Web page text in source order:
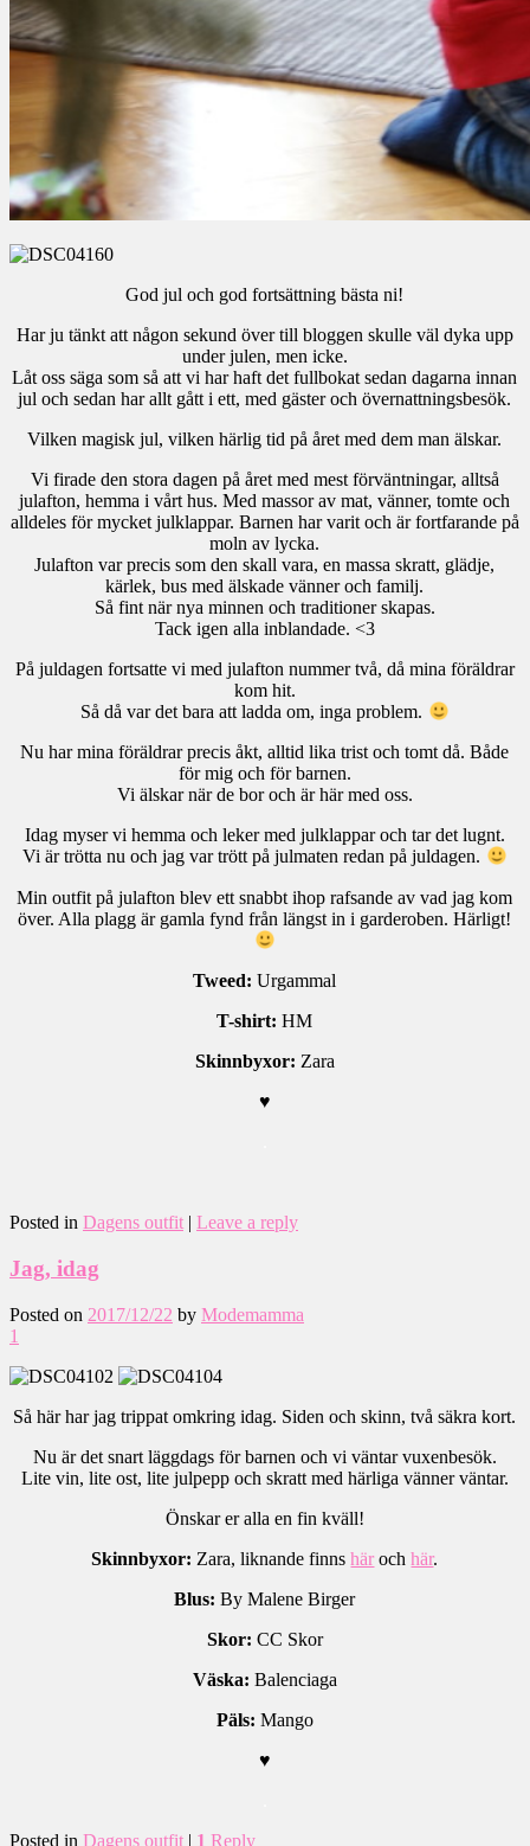
God jul och god fortsättning bästa ni!
Har ju tänkt att någon sekund över till bloggen skulle väl dyka upp
under julen, men icke.
Låt oss säga som så att vi har haft det fullbokat sedan dagarna innan
jul och sedan har allt gått i ett, med gäster och övernattningsbesök.
Vilken magisk jul, vilken härlig tid på året med dem man älskar.
Vi firade den stora dagen på året med mest förväntningar, alltså
julafton, hemma i vårt hus. Med massor av mat, vänner, tomte och
alldeles för mycket julklappar. Barnen har varit och är fortfarande på
moln av lycka.
Julafton var precis som den skall vara, en massa skratt, glädje,
kärlek, bus med älskade vänner och familj.
Så fint när nya minnen och traditioner skapas.
Tack igen alla inblandade. <3
På juldagen fortsatte vi med julafton nummer två, då mina föräldrar
kom hit.
Så då var det bara att ladda om, inga problem.
Nu har mina föräldrar precis åkt, alltid lika trist och tomt då. Både
för mig och för barnen.
Vi älskar när de bor och är här med oss.
Idag myser vi hemma och leker med julklappar och tar det lugnt.
Vi är trötta nu och jag var trött på julmaten redan på juldagen.
Min outfit på julafton blev ett snabbt ihop rafsande av vad jag kom
över. Alla plagg är gamla fynd från längst in i garderoben. Härligt!
Tweed: Urgammal
T-shirt: HM
Skinnbyxor: Zara
♥
Posted in Dagens outfit | Leave a reply
Jag, idag
Posted on 2017/12/22 by Modemamma
1
Så här har jag trippat omkring idag. Siden och skinn, två säkra kort.
Nu är det snart läggdags för barnen och vi väntar vuxenbesök.
Lite vin, lite ost, lite julpepp och skratt med härliga vänner väntar.
Önskar er alla en fin kväll!
Skinnbyxor: Zara, liknande finnshär ochhär.
Blus:By Malene Birger
Skor: CC Skor
Väska: Balenciaga
Päls: Mango
♥
Posted in Dagens outfit | 1 Reply